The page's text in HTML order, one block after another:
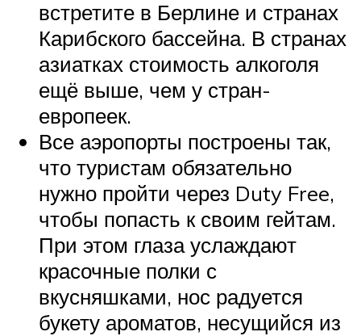
встретите в Берлине и странах
Карибского бассейна. В странах
азиатках стоимость алкоголя
ещё выше, чем у стран-
европеек.
Все аэропорты построены так,
что туристам обязательно
нужно пройти через Duty Free,
чтобы попасть к своим гейтам.
При этом глаза услаждают
красочные полки с
вкусняшками, нос радуется
букету ароматов, несущийся из